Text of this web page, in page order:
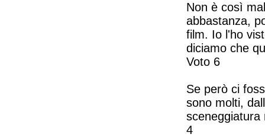
Non è così
abbastanza,
film. Io l'ho
diciamo che
Voto 6
Se però ci
sono molti,
sceneggiatura
4